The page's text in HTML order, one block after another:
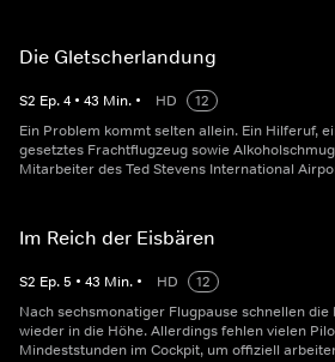
Die Gletscherlandung
S2 Ep.4 • 43 Min. • HD
12
Ein Problem kommt selten allein. Ein Hilferuf,
gesetztes Frachtflugzeug sowie
Mitarbeiter des Ted Stevens International
Im Reich der Eisbären
S2 Ep.5 • 43 Min. • HD
12
Nach sechsmonatiger Flugpause schnellen die
wieder in die Höhe. Allerdings fehlen vielen
Mindeststunden im Cockpit, um offiziell